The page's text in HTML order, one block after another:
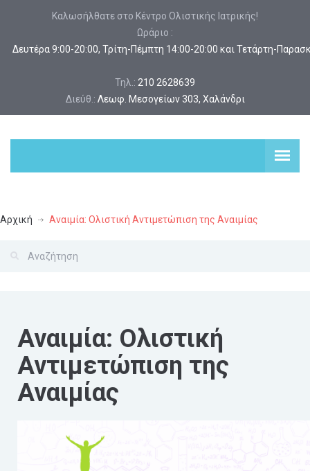
Καλωσήλθατε στο Κέντρο Ολιστικής Ιατρικής!
Ωράριο :
Δευτέρα 9:00-20:00, Τρίτη-Πέμπτη 14:00-20:00 και Τετάρτη-
Τηλ.: 210 2628639
Διεύθ.: Λεωφ. Μεσογείων 303, Χαλάνδρι
Αρχική Αναιμία: Ολιστική Αντιμετώπιση της Αναιμίας
Αναιμία: Ολιστική
Αντιμετώπιση της
Αναιμίας